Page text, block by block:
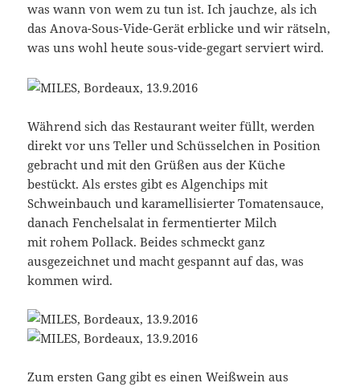
was wann von wem zu tun ist. Ich jauchze, als ich
das Anova-Sous-Vide-Gerät erblicke und wir rätseln,
was uns wohl heute sous-vide-gegart serviert wird.
Während sich das Restaurant weiter füllt, werden
direkt vor uns Teller und Schüsselchen in Position
gebracht und mit den Grüßen aus der Küche
bestückt. Als erstes gibt es Algenchips mit
Schweinbauch und karamellisierter Tomatensauce,
danach Fenchelsalat in fermentierter Milch
mit rohem Pollack. Beides schmeckt ganz
ausgezeichnet und macht gespannt auf das, was
kommen wird.
Zum ersten Gang gibt es einen Weißwein aus